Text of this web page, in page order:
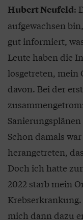
Hubert Neufeld:
aufgewachsen
gut informiert,
Leute haben die
losgetreten, mein
davon. Bei der
Schon damals
herangetreten,
Doch ich hatte
2022 starb mein
Krebserkrankung.
mich dann dazu